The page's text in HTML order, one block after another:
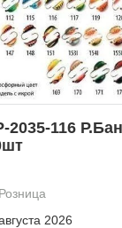
116
Розница
2026